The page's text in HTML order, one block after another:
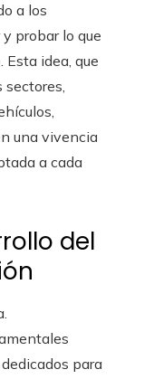
a los
probar lo que
idea, que
sectores,
una vivencia
a cada
del
para